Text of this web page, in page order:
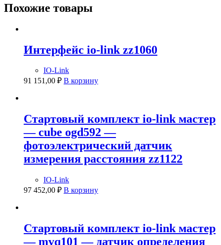
Похожие товары
Интерфейс io-link zz1060
IO-Link
91 151,00 ₽ В корзину
Стартовый комплект io-link мастер
— cube ogd592 —
фотоэлектрический датчик
измерения расстояния zz1122
IO-Link
97 452,00 ₽ В корзину
Стартовый комплект io-link мастер
— mvq101 — датчик определения